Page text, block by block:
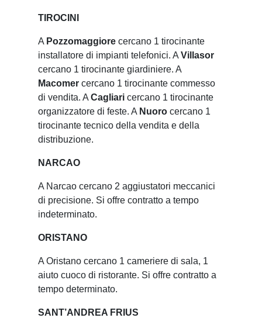
TIROCINI
A Pozzomaggiore cercano 1 tirocinante
installatore di impianti telefonici. A Villasor
cercano 1 tirocinante giardiniere. A
Macomer cercano 1 tirocinante commesso
di vendita. A Cagliari cercano 1 tirocinante
organizzatore di feste. A Nuoro cercano 1
tirocinante tecnico della vendita e della
distribuzione.
NARCAO
A Narcao cercano 2 aggiustatori meccanici
di precisione. Si offre contratto a tempo
indeterminato.
ORISTANO
A Oristano cercano 1 cameriere di sala, 1
aiuto cuoco di ristorante. Si offre contratto a
tempo determinato.
SANT’ANDREA FRIUS